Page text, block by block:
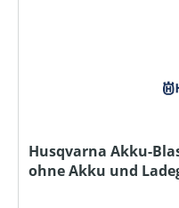
Husqvarna Akku-
ohne Akku und